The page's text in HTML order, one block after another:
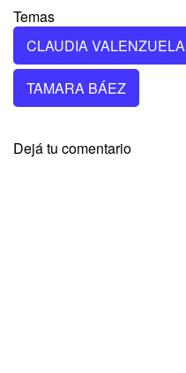
Temas
CLAUDIA VALENZUELA
TAMARA BÁEZ
Dejá tu comentario